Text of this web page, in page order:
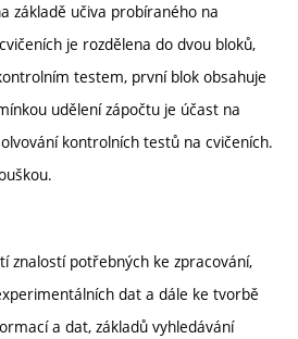
základě učiva probíraného na
je rozdělena do dvou bloků,
testem, první blok obsahuje
udělení zápočtu je účast na
kontrolních testů na cvičeních.
znalostí potřebných ke zpracování,
dat a dále ke tvorbě
a dat, základů vyhledávání